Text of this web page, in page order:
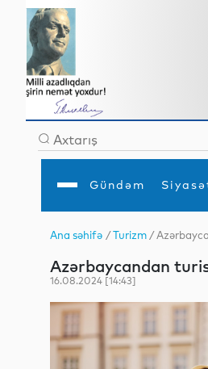
Gündəm
Gündəm
İqtisadiyyat
Analitika
Mədəniyyət
Müsahibə
MEDİA
Ana səhifə /Turizm /
Azərbaycandan
16.08.2024 [14:43]